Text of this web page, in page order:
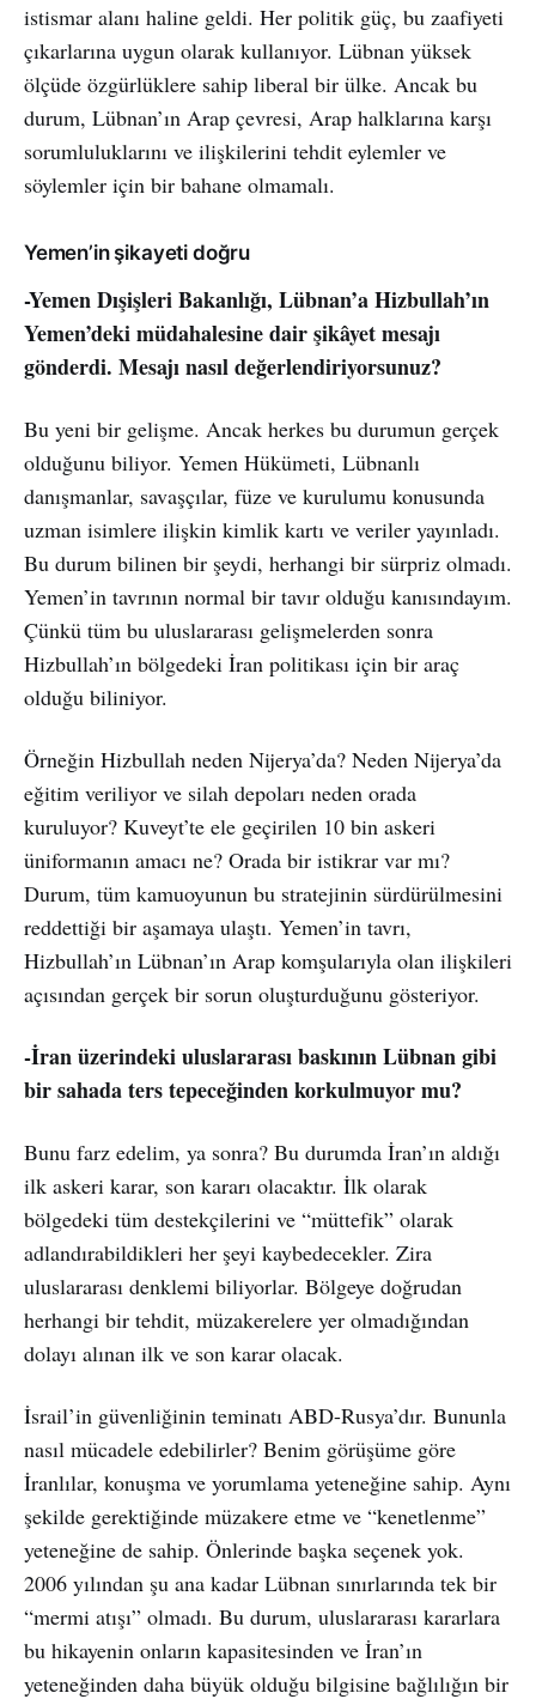
istismar alanı haline geldi. Her politik güç, bu zaafiyeti
çıkarlarına uygun olarak kullanıyor. Lübnan yüksek
ölçüde özgürlüklere sahip liberal bir ülke. Ancak bu
durum, Lübnan’ın Arap çevresi, Arap halklarına karşı
sorumluluklarını ve ilişkilerini tehdit eylemler ve
söylemler için bir bahane olmamalı.
Yemen’in şikayeti doğru
-Yemen Dışişleri Bakanlığı, Lübnan’a Hizbullah’ın
Yemen’deki müdahalesine dair şikâyet mesajı
gönderdi. Mesajı nasıl değerlendiriyorsunuz?
Bu yeni bir gelişme. Ancak herkes bu durumun gerçek
olduğunu biliyor. Yemen Hükümeti, Lübnanlı
danışmanlar, savaşçılar, füze ve kurulumu konusunda
uzman isimlere ilişkin kimlik kartı ve veriler yayınladı.
Bu durum bilinen bir şeydi, herhangi bir sürpriz olmadı.
Yemen’in tavrının normal bir tavır olduğu kanısındayım.
Çünkü tüm bu uluslararası gelişmelerden sonra
Hizbullah’ın bölgedeki İran politikası için bir araç
olduğu biliniyor.
Örneğin Hizbullah neden Nijerya’da? Neden Nijerya’da
eğitim veriliyor ve silah depoları neden orada
kuruluyor? Kuveyt’te ele geçirilen 10 bin askeri
üniformanın amacı ne? Orada bir istikrar var mı?
Durum, tüm kamuoyunun bu stratejinin sürdürülmesini
reddettiği bir aşamaya ulaştı. Yemen’in tavrı,
Hizbullah’ın Lübnan’ın Arap komşularıyla olan ilişkileri
açısından gerçek bir sorun oluşturduğunu gösteriyor.
-İran üzerindeki uluslararası baskının Lübnan gibi
bir sahada ters tepeceğinden korkulmuyor mu?
Bunu farz edelim, ya sonra? Bu durumda İran’ın aldığı
ilk askeri karar, son kararı olacaktır. İlk olarak
bölgedeki tüm destekçilerini ve “müttefik” olarak
adlandırabildikleri her şeyi kaybedecekler. Zira
uluslararası denklemi biliyorlar. Bölgeye doğrudan
herhangi bir tehdit, müzakerelere yer olmadığından
dolayı alınan ilk ve son karar olacak.
İsrail’in güvenliğinin teminatı ABD-Rusya’dır. Bununla
nasıl mücadele edebilirler? Benim görüşüme göre
İranlılar, konuşma ve yorumlama yeteneğine sahip. Aynı
şekilde gerektiğinde müzakere etme ve “kenetlenme”
yeteneğine de sahip. Önlerinde başka seçenek yok.
2006 yılından şu ana kadar Lübnan sınırlarında tek bir
“mermi atışı” olmadı. Bu durum, uluslararası kararlara
bu hikayenin onların kapasitesinden ve İran’ın
yeteneğinden daha büyük olduğu bilgisine bağlılığın bir